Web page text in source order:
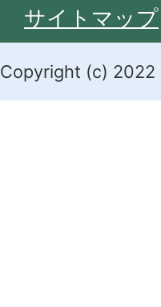
サイトマップ
Copyright (c) 2022